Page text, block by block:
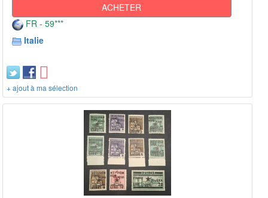
ACHETER
FR - 59***
Italie
+ ajout à ma sélection